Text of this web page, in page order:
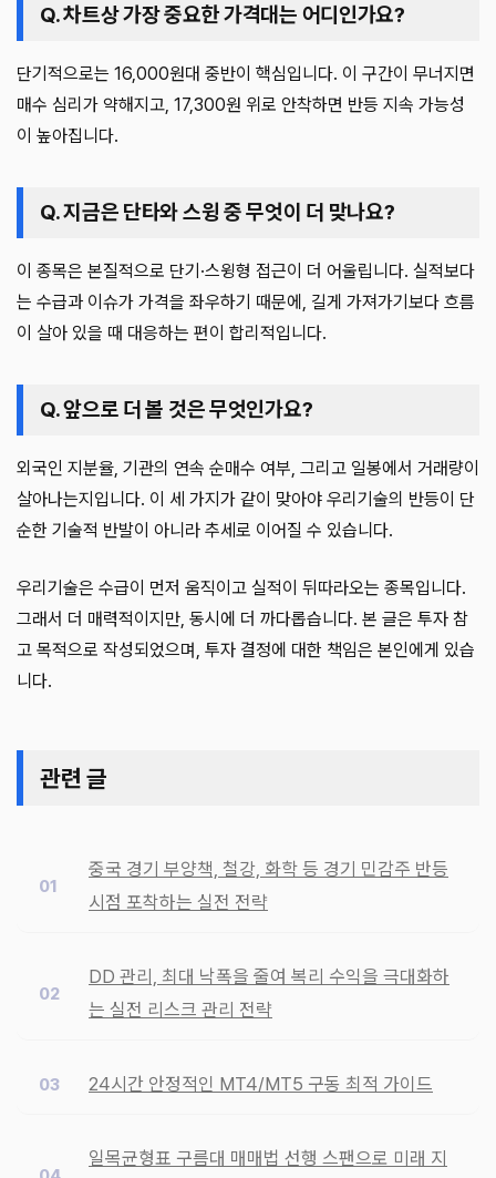
Q. 차트상 가장 중요한 가격대는 어디인가요?
단기적으로는 16,000원대 중반이 핵심입니다. 이 구간이 무너지면
매수 심리가 약해지고, 17,300원 위로 안착하면 반등 지속 가능성
이 높아집니다.
Q. 지금은 단타와 스윙 중 무엇이 더 맞나요?
이 종목은 본질적으로 단기·스윙형 접근이 더 어울립니다. 실적보다
는 수급과 이슈가 가격을 좌우하기 때문에, 길게 가져가기보다 흐름
이 살아 있을 때 대응하는 편이 합리적입니다.
Q. 앞으로 더 볼 것은 무엇인가요?
외국인 지분율, 기관의 연속 순매수 여부, 그리고 일봉에서 거래량이
살아나는지입니다. 이 세 가지가 같이 맞아야 우리기술의 반등이 단
순한 기술적 반발이 아니라 추세로 이어질 수 있습니다.
우리기술은 수급이 먼저 움직이고 실적이 뒤따라오는 종목입니다.
그래서 더 매력적이지만, 동시에 더 까다롭습니다. 본 글은 투자 참
고 목적으로 작성되었으며, 투자 결정에 대한 책임은 본인에게 있습
니다.
관련 글
중국 경기 부양책, 철강, 화학 등 경기 민감주 반등
시점 포착하는 실전 전략
DD 관리, 최대 낙폭을 줄여 복리 수익을 극대화하
는 실전 리스크 관리 전략
24시간 안정적인 MT4/MT5 구동 최적 가이드
일목균형표 구름대 매매법 선행 스팬으로 미래 지